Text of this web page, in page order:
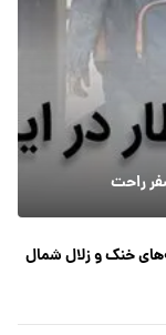
راحت
خنک و زلال شمال